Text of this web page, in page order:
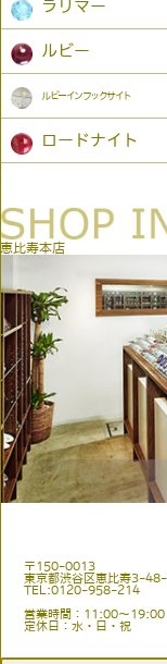
ラリマー
ルビー
ルビーインフックサイト
ロードナイト
恵比寿本店
〒150-0013
東京都渋谷区恵比寿3-
TEL:0120-958-214
営業時間：11:00〜19:00
定休日：水・日・祝